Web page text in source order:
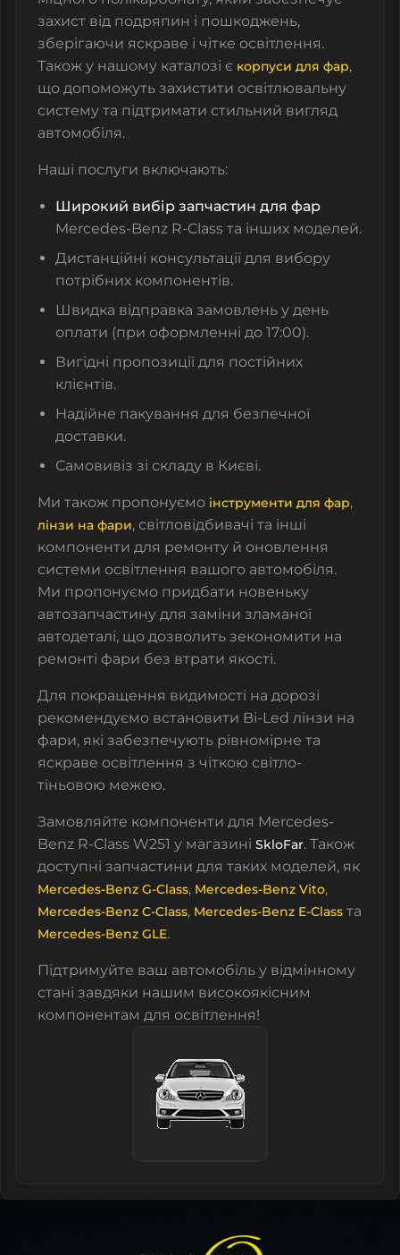
захист від подряпин і пошкоджень,
зберігаючи яскраве і чітке освітлення.
Також у нашому каталозі є корпуси для фар,
що допоможуть захистити освітлювальну
систему та підтримати стильний вигляд
автомобіля.
Наші послуги включають:
Широкий вибір запчастин для фар
Mercedes-Benz R-Class та інших моделей.
Дистанційні консультації для вибору
потрібних компонентів.
Швидка відправка замовлень у день
оплати (при оформленні до 17:00).
Вигідні пропозиції для постійних
клієнтів.
Надійне пакування для безпечної
доставки.
Самовивіз зі складу в Києві.
Ми також пропонуємо інструменти для фар,
лінзи на фари, світловідбивачі та інші
компоненти для ремонту й оновлення
системи освітлення вашого автомобіля.
Ми пропонуємо придбати новеньку
автозапчастину для заміни зламаної
автодеталі, що дозволить зекономити на
ремонті фари без втрати якості.
Для покращення видимості на дорозі
рекомендуємо встановити Bi-Led лінзи на
фари, які забезпечують рівномірне та
яскраве освітлення з чіткою світло-
тіньовою межею.
Замовляйте компоненти для Mercedes-
Benz R-Class W251 у магазині SkloFar. Також
доступні запчастини для таких моделей, як
Mercedes-Benz G-Class, Mercedes-Benz Vito,
Mercedes-Benz C-Class, Mercedes-Benz E-Class та
Mercedes-Benz GLE.
Підтримуйте ваш автомобіль у відмінному
стані завдяки нашим високоякісним
компонентам для освітлення!